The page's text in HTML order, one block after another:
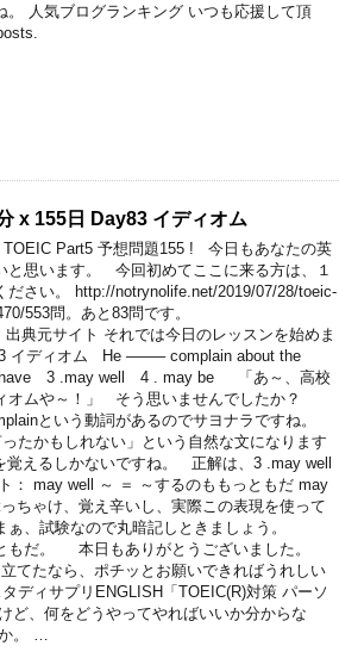
。 人気ブログランキング いつも応援して頂
x 155日 Day83 イディオム
Part5 予想問題155 ! 今日もあなたの英
と思います。 今回初めてここに来る方は、１
さい。 http://notrynolife.net/2019/07/28/toeic-
553問。あと83問です。
典元サイト それでは今日のレッスンを始めま
イディオム He ——– complain about the
3 .may well 4 . may be 「あ～、高校
オムや～！」 そう思いませんでしたか？
という動詞があるのでサヨナラですね。
たかもしれない」という自然な文になります
えるしかないですね。 正解は、3 .may well
may well ～ ＝ ～するのももっともだ may
ゃけ、覚え辛いし、実際この表現を使って
ぁ、試験なので丸暗記しときましょう。
もだ。 本日もありがとうございました。
たなら、ポチッとお願いできればうれしい
ィサプリENGLISH「TOEIC(R)対策 パーソ
ど、何をどうやってやればいいか分からな
。 …